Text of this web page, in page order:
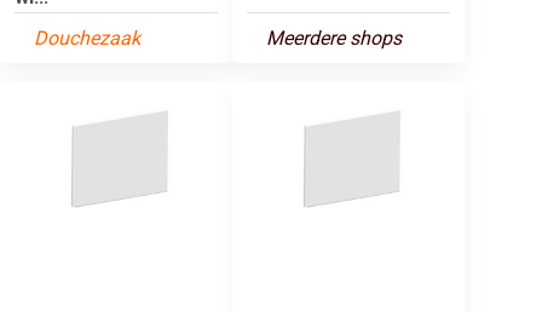
Douchezaak
Meerdere shops